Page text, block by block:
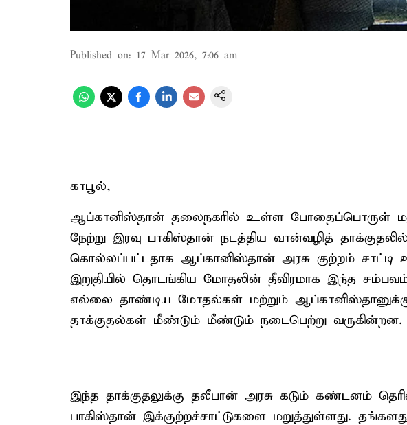
Published on: 17 Mar 2026, 7:06 am
காபூல்,
ஆப்கானிஸ்தான் தலைநகரில் உள்ள போதைப்பொருள்
நேற்று இரவு பாகிஸ்தான் நடத்திய வான்வழித்
கொல்லப்பட்டதாக ஆப்கானிஸ்தான் அரசு குற்றம் சாட்டி
இறுதியில் தொடங்கிய மோதலின் தீவிரமாக இந்த சம்பவம்
எல்லை தாண்டிய மோதல்கள் மற்றும்
தாக்குதல்கள் மீண்டும் மீண்டும் நடைபெற்று வருகின்றன.
இந்த தாக்குதலுக்கு தலீபான் அரசு கடும் கண்டனம்
பாகிஸ்தான் இக்குற்றச்சாட்டுகளை மறுத்துள்ளது.